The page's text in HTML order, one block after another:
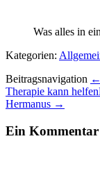
Was alles in
Kategorien:
Beitragsnavigation ←
Therapie kann helfen
Hermanus →
Ein Kommentar